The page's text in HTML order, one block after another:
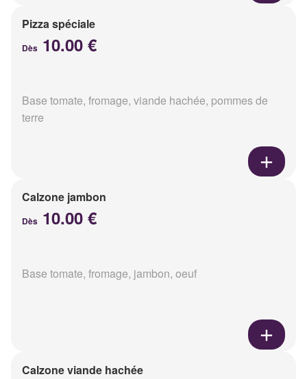
Pizza spéciale
Dès 10.00 €
Base tomate, fromage, viande hachée, pommes de
terre
Calzone jambon
Dès 10.00 €
Base tomate, fromage, jambon, oeuf
Calzone viande hachée